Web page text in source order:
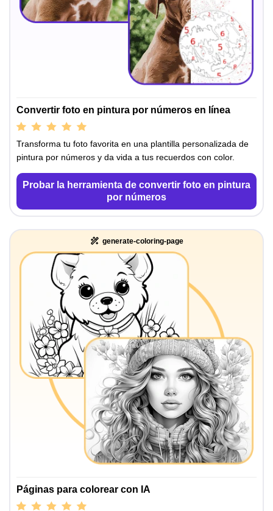
Convertir foto en pintura por números en línea
Transforma tu foto favorita en una plantilla personalizada de
pintura por números y da vida a tus recuerdos con color.
Probar la herramienta de convertir foto en pintura
por números
generate-coloring-page
Páginas para colorear con IA